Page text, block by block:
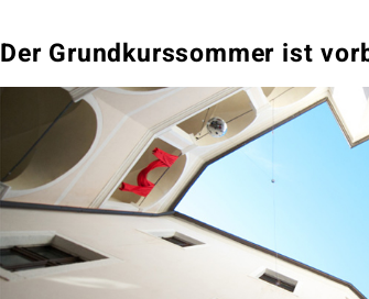
Der Grundkurssommer ist